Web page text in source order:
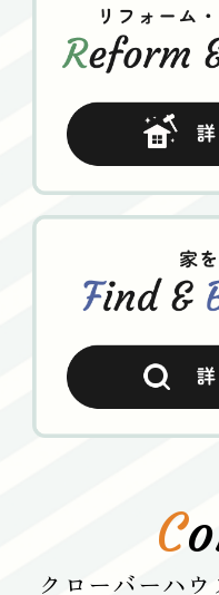
C
クローバーハ